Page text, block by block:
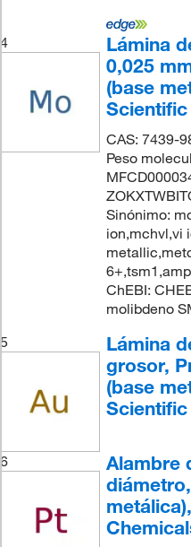
4
Lámina
0,025
(base
CAS: 7439-
Peso
Sinónimo:
ion,mchvl,vi
ChEBI:
molibdeno
5
Lámina
grosor,
(base
6
Alambre